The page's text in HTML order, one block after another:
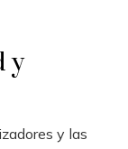
y
y las